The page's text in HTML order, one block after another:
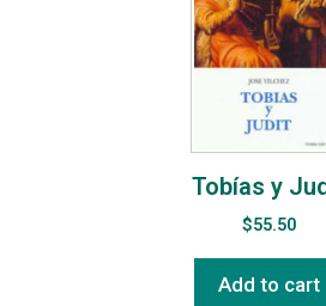
Tobías y
$55.50
Add to cart